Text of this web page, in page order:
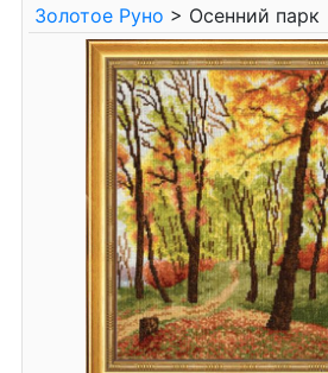
Золотое Руно > Осенний парк